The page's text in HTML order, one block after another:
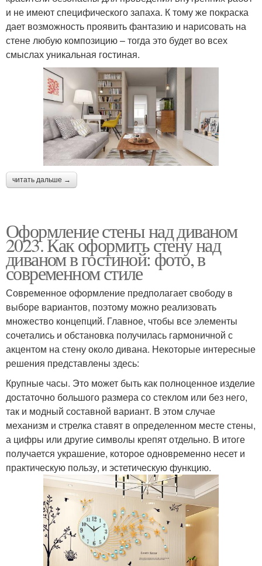
и не имеют специфического запаха. К тому же покраска
дает возможность проявить фантазию и нарисовать на
стене любую композицию – тогда это будет во всех
смыслах уникальная гостиная.
читать дальше →
Оформление стены над диваном
2023. Как оформить стену над
диваном в гостиной: фото, в
современном стиле
Современное оформление предполагает свободу в
выборе вариантов, поэтому можно реализовать
множество концепций. Главное, чтобы все элементы
сочетались и обстановка получилась гармоничной с
акцентом на стену около дивана. Некоторые интересные
решения представлены здесь:
Крупные часы. Это может быть как полноценное изделие
достаточно большого размера со стеклом или без него,
так и модный составной вариант. В этом случае
механизм и стрелка ставят в определенном месте стены,
а цифры или другие символы крепят отдельно. В итоге
получается украшение, которое одновременно несет и
практическую пользу, и эстетическую функцию.